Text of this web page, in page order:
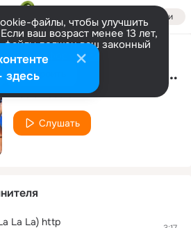
Войти
файлы, чтобы улучшить
ваш возраст менее 13 лет,
файлы должен ваш законный
информации
Настроить Sander Van Doorn, Firebeatz -
Radio Record
Слушать
La La) http
здесь